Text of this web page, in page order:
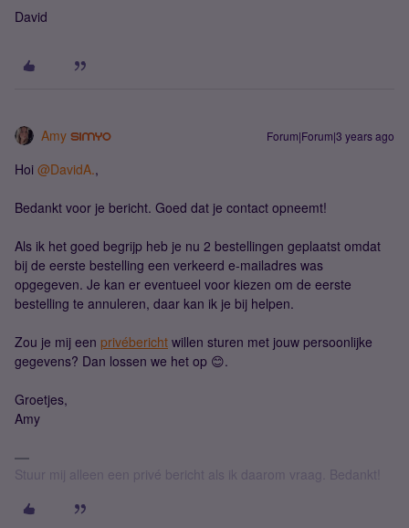
David
Amy Forum|Forum|3 years ago
Hoi @DavidA.,
Bedankt voor je bericht. Goed dat je contact opneemt!
Als ik het goed begrijp heb je nu 2 bestellingen geplaatst omdat
bij de eerste bestelling een verkeerd e-mailadres was
opgegeven. Je kan er eventueel voor kiezen om de eerste
bestelling te annuleren, daar kan ik je bij helpen.
Zou je mij een privébericht willen sturen met jouw persoonlijke
gegevens? Dan lossen we het op 😊.
Groetjes,
Amy
Stuur mij alleen een privé bericht als ik daarom vraag. Bedankt!